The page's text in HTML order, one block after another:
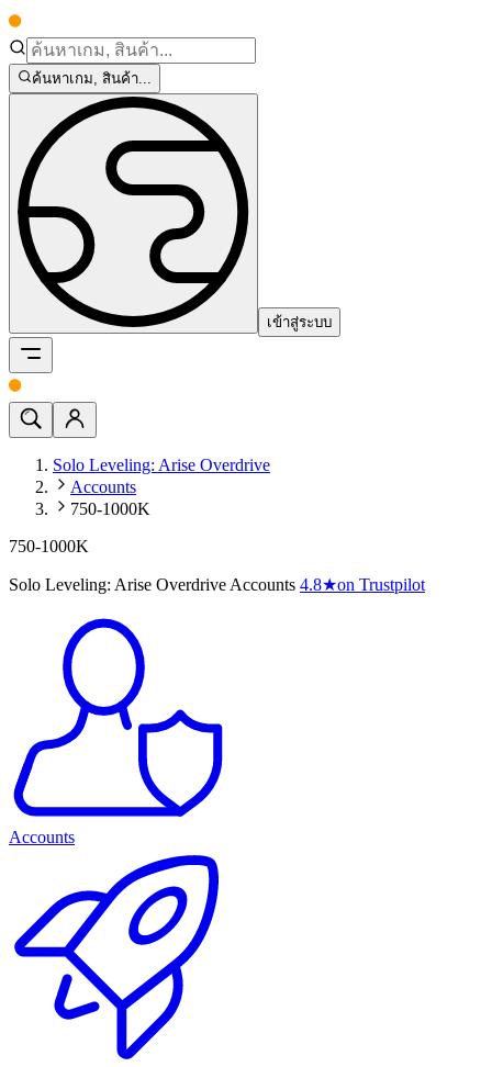
ค้นหาเกม, สินค้า...
เข้าสู่ระบบ
Solo Leveling: Arise Overdrive
Accounts
750-1000K
750-1000K
Solo Leveling: Arise Overdrive Accounts 4.8★on Trustpilot
Accounts